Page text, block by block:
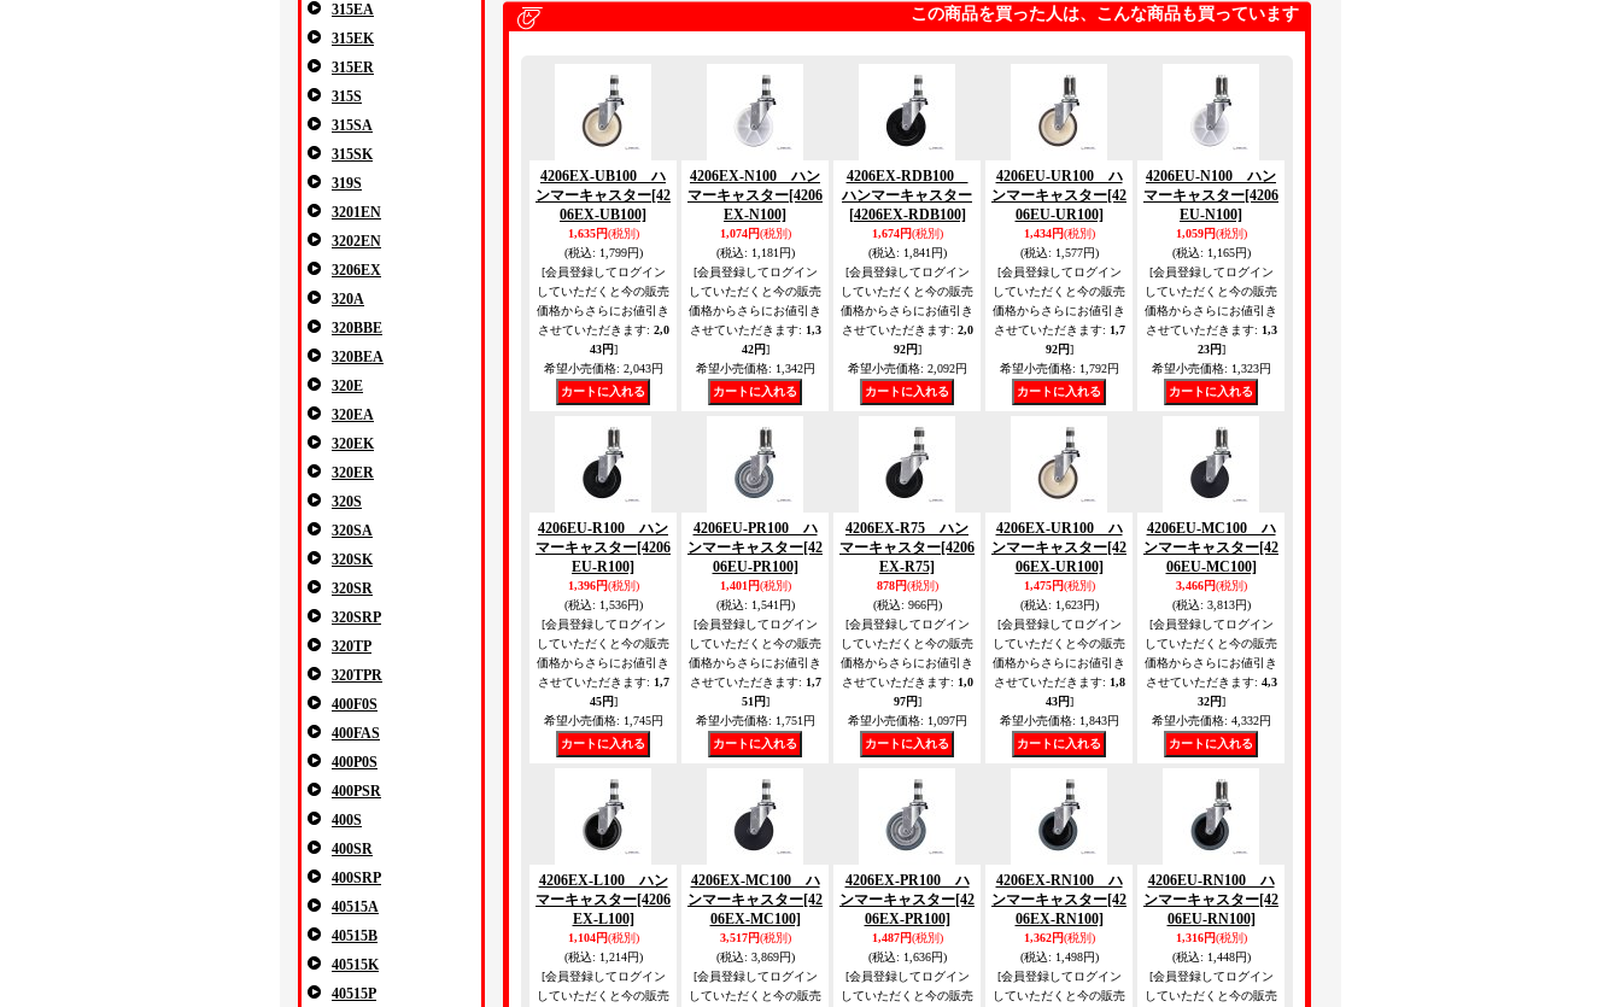
315EA
315EK
315ER
315S
315SA
315SK
319S
3201EN
3202EN
3206EX
320A
320BBE
320BEA
320E
320EA
320EK
320ER
320S
320SA
320SK
320SR
320SRP
320TP
320TPR
400F0S
400FAS
400P0S
400PSR
400S
400SR
400SRP
40515A
40515B
40515K
40515P
この商品を買った人は、こんな商品も買っています
4206EX-UB100 ハ
ンマーキャスター[42
06EX-UB100]
1,635円(税別)
(税込: 1,799円)
[会員登録してログイン
していただくと今の販売
価格からさらにお値引き
させていただきます: 2,0
43円]
希望小売価格: 2,043円
4206EX-N100 ハン
マーキャスター[4206
EX-N100]
1,074円(税別)
(税込: 1,181円)
[会員登録してログイン
していただくと今の販売
価格からさらにお値引き
させていただきます: 1,3
42円]
希望小売価格: 1,342円
4206EX-RDB100
ハンマーキャスター
[4206EX-RDB100]
1,674円(税別)
(税込: 1,841円)
[会員登録してログイン
していただくと今の販売
価格からさらにお値引き
させていただきます: 2,0
92円]
希望小売価格: 2,092円
4206EU-UR100 ハ
ンマーキャスター[42
06EU-UR100]
1,434円(税別)
(税込: 1,577円)
[会員登録してログイン
していただくと今の販売
価格からさらにお値引き
させていただきます: 1,7
92円]
希望小売価格: 1,792円
4206EU-N100 ハン
マーキャスター[4206
EU-N100]
1,059円(税別)
(税込: 1,165円)
[会員登録してログイン
していただくと今の販売
価格からさらにお値引き
させていただきます: 1,3
23円]
希望小売価格: 1,323円
4206EU-R100 ハン
マーキャスター[4206
EU-R100]
1,396円(税別)
(税込: 1,536円)
[会員登録してログイン
していただくと今の販売
価格からさらにお値引き
させていただきます: 1,7
45円]
希望小売価格: 1,745円
4206EU-PR100 ハ
ンマーキャスター[42
06EU-PR100]
1,401円(税別)
(税込: 1,541円)
[会員登録してログイン
していただくと今の販売
価格からさらにお値引き
させていただきます: 1,7
51円]
希望小売価格: 1,751円
4206EX-R75 ハン
マーキャスター[4206
EX-R75]
878円(税別)
(税込: 966円)
[会員登録してログイン
していただくと今の販売
価格からさらにお値引き
させていただきます: 1,0
97円]
希望小売価格: 1,097円
4206EX-UR100 ハ
ンマーキャスター[42
06EX-UR100]
1,475円(税別)
(税込: 1,623円)
[会員登録してログイン
していただくと今の販売
価格からさらにお値引き
させていただきます: 1,8
43円]
希望小売価格: 1,843円
4206EU-MC100 ハ
ンマーキャスター[42
06EU-MC100]
3,466円(税別)
(税込: 3,813円)
[会員登録してログイン
していただくと今の販売
価格からさらにお値引き
させていただきます: 4,3
32円]
希望小売価格: 4,332円
4206EX-L100 ハン
マーキャスター[4206
EX-L100]
1,104円(税別)
(税込: 1,214円)
[会員登録してログイン
していただくと今の販売
4206EX-MC100 ハ
ンマーキャスター[42
06EX-MC100]
3,517円(税別)
(税込: 3,869円)
[会員登録してログイン
していただくと今の販売
4206EX-PR100 ハ
ンマーキャスター[42
06EX-PR100]
1,487円(税別)
(税込: 1,636円)
[会員登録してログイン
していただくと今の販売
4206EX-RN100 ハ
ンマーキャスター[42
06EX-RN100]
1,362円(税別)
(税込: 1,498円)
[会員登録してログイン
していただくと今の販売
4206EU-RN100 ハ
ンマーキャスター[42
06EU-RN100]
1,316円(税別)
(税込: 1,448円)
[会員登録してログイン
していただくと今の販売